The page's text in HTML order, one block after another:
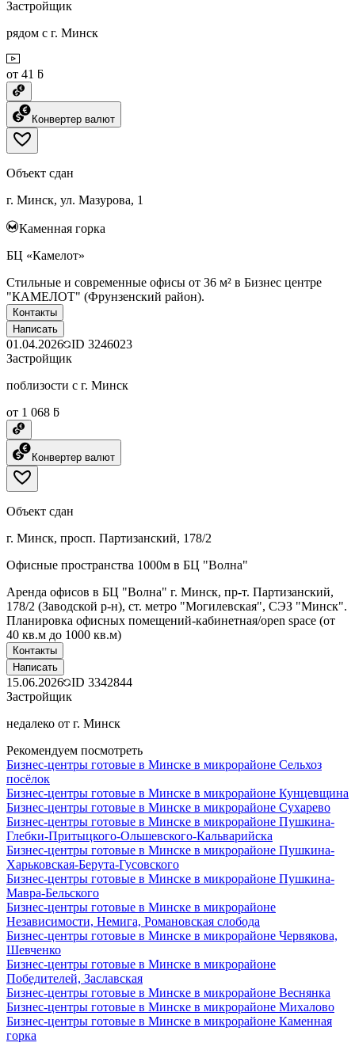
Застройщик
рядом с г. Минск
от 41 ƃ
Конвертер валют
Объект сдан
г. Минск, ул. Мазурова, 1
Каменная горка
БЦ «Камелот»
Стильные и современные офисы от 36 м² в Бизнес центре
"КАМЕЛОТ" (Фрунзенский район).
Контакты
Написать
01.04.2026 ID 3246023
Застройщик
поблизости с г. Минск
от 1 068 ƃ
Конвертер валют
Объект сдан
г. Минск, просп. Партизанский, 178/2
Офисные пространства 1000м в БЦ "Волна"
Аренда офисов в БЦ "Волна" г. Минск, пр-т. Партизанский,
178/2 (Заводской р-н), ст. метро "Могилевская", СЭЗ "Минск".
Планировка офисных помещений-кабинетная/open space (от
40 кв.м до 1000 кв.м)
Контакты
Написать
15.06.2026 ID 3342844
Застройщик
недалеко от г. Минск
Рекомендуем посмотреть
Бизнес-центры готовые в Минске в микрорайоне Сельхоз
посёлок
Бизнес-центры готовые в Минске в микрорайоне Кунцевщина
Бизнес-центры готовые в Минске в микрорайоне Сухарево
Бизнес-центры готовые в Минске в микрорайоне Пушкина-
Глебки-Притыцкого-Ольшевского-Кальварийска
Бизнес-центры готовые в Минске в микрорайоне Пушкина-
Харьковская-Берута-Гусовского
Бизнес-центры готовые в Минске в микрорайоне Пушкина-
Мавра-Бельского
Бизнес-центры готовые в Минске в микрорайоне
Независимости, Немига, Романовская слобода
Бизнес-центры готовые в Минске в микрорайоне Червякова,
Шевченко
Бизнес-центры готовые в Минске в микрорайоне
Победителей, Заславская
Бизнес-центры готовые в Минске в микрорайоне Веснянка
Бизнес-центры готовые в Минске в микрорайоне Михалово
Бизнес-центры готовые в Минске в микрорайоне Каменная
горка